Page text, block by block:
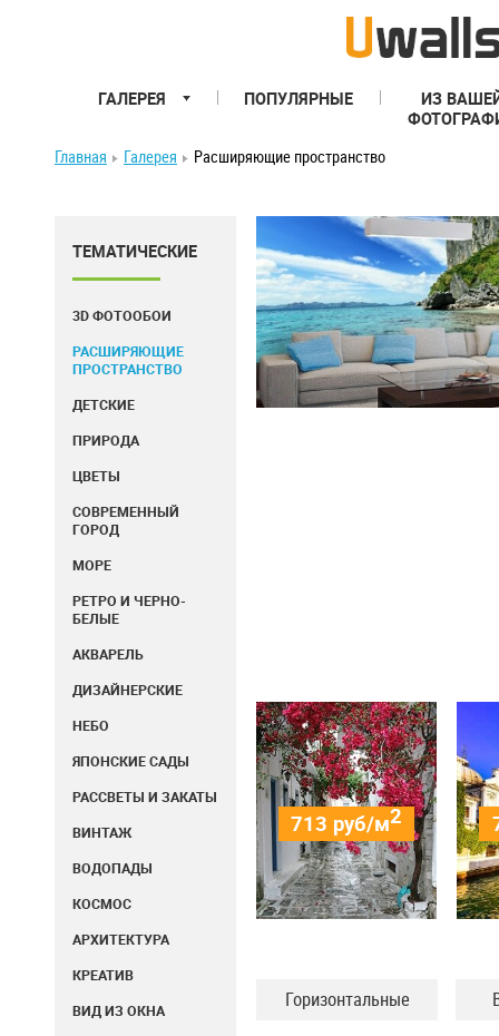
ГАЛЕРЕЯ ПОПУЛЯРНЫЕ
ИЗ
Главная
Галерея Расширяющие пространство
ТЕМАТИЧЕСКИЕ
3D ФОТООБОИ
РАСШИРЯЮЩИЕ
ПРОСТРАНСТВО
ДЕТСКИЕ
ПРИРОДА
ЦВЕТЫ
СОВРЕМЕННЫЙ
ГОРОД
МОРЕ
РЕТРО И ЧЕРНО-
БЕЛЫЕ
АКВАРЕЛЬ
ДИЗАЙНЕРСКИЕ
НЕБО
ЯПОНСКИЕ САДЫ
РАССВЕТЫ И ЗАКАТЫ
ВИНТАЖ
ВОДОПАДЫ
КОСМОС
АРХИТЕКТУРА
КРЕАТИВ
ВИД ИЗ ОКНА
713 руб/м2
Горизонтальные